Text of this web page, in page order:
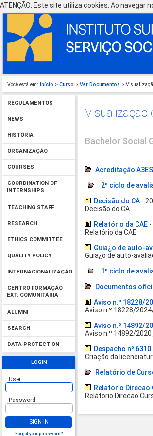
ATENÇÃO: Este site utiliza cookies. Ao navegar
Você está em: Início > Curso > Ver Documentos >
REGULAMENTOS
NEWS
HISTÓRIA
ORGANIZAÇÃO
COURSES
COORDINATION OF
INTERNSHIPS
TEACHING STAFF
RESEARCH
ETHICS COMMITTEE
QUALITY POLICY
INTERNACIONALIZAÇÃO
CENTRO FORMAÇÃO
EXT. COMUNITÁRIA
ALUMNI
SEARCH
DATA PROTECTION
LOGIN
User
Password
SIGN IN
Forgot your password?
Visualização
Bachelor Social
Acreditação A3ES
2º ciclo de
Decisão do CA -
Decisão do CA
Relatório da CAE -
Relatório da CAE
Guia¿o de auto-
Guia¿o de auto-
1º ciclo de
Documentos
Aviso n.º 18228/
Aviso n.º 18228/
Aviso n.º 14892/
Aviso n.º 14892/
Despacho nº
Criação da
Relatório de
Relatorio Direcao
Relatorio Direcao